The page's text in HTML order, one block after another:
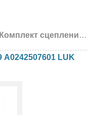
сцепления LUK 626302619 A0242507601 Mercedes, новый
A0242507601 LUK